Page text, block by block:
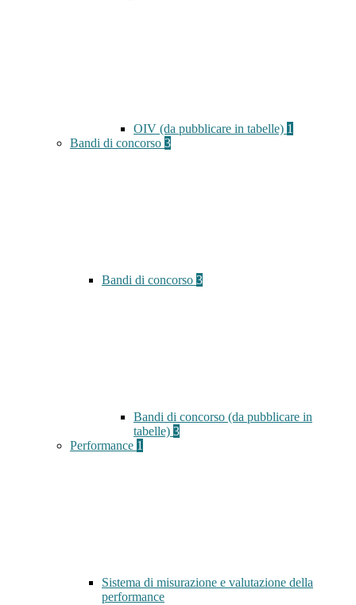
OIV (da pubblicare in tabelle) 1
Bandi di concorso 3
Bandi di concorso 3
Bandi di concorso (da pubblicare in
tabelle) 3
Performance 1
Sistema di misurazione e valutazione della
performance